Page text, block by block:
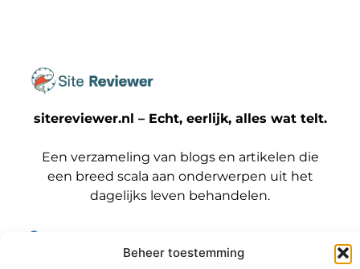
Beheer toestemming
sitereviewer.nl – Echt, eerlijk, alles wat telt.
Een verzameling van blogs en artikelen die
een breed scala aan onderwerpen uit het
dagelijks leven behandelen.
Onze
Bericht categorie